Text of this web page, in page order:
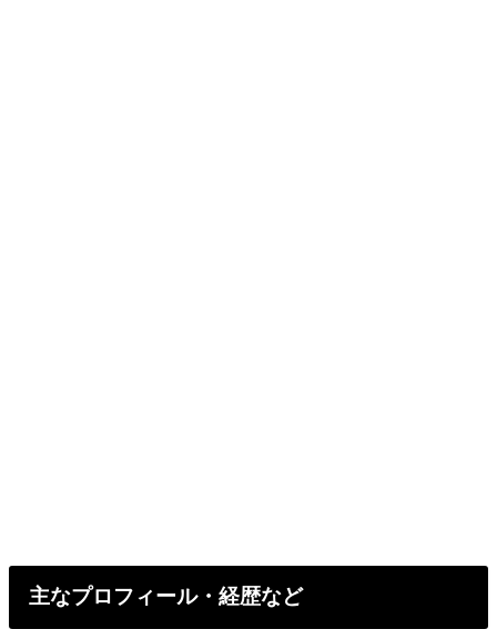
主なプロフィール・経歴など